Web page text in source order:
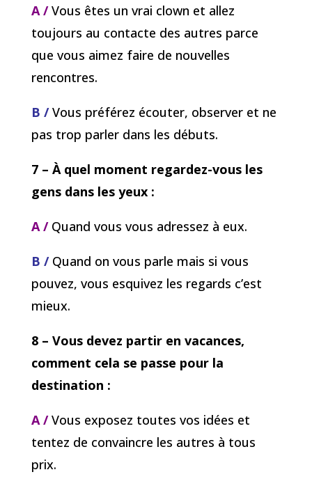
A /Vous êtes un vrai clown et allez
toujours au contacte des autres parce
que vous aimez faire de nouvelles
rencontres.
B / Vous préférez écouter, observer et ne
pas trop parler dans les débuts.
7 – À quel moment regardez-vous les
gens dans les yeux :
A / Quand vous vous adressez à eux.
B / Quand on vous parle mais si vous
pouvez, vous esquivez les regards c’est
mieux.
8 – Vous devez partir en vacances,
comment cela se passe pour la
destination :
A /Vous exposez toutes vos idées et
tentez de convaincre les autres à tous
prix.